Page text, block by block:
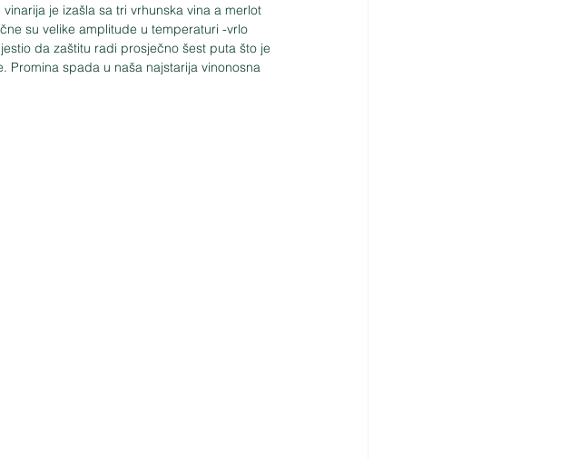
je izašla sa tri vrhunska vina a merlot
su velike amplitude u temperaturi -vrlo
da zaštitu radi prosječno šest puta što je
Promina spada u naša najstarija vinonosna